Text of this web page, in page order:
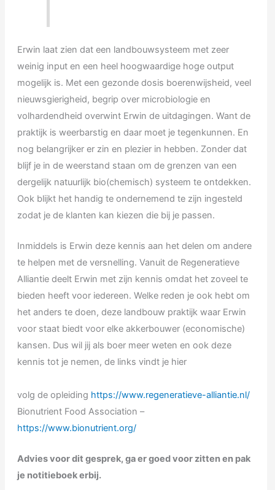
Erwin laat zien dat een landbouwsysteem met zeer
weinig input en een heel hoogwaardige hoge output
mogelijk is. Met een gezonde dosis boerenwijsheid, veel
nieuwsgierigheid, begrip over microbiologie en
volhardendheid overwint Erwin de uitdagingen. Want de
praktijk is weerbarstig en daar moet je tegenkunnen. En
nog belangrijker er zin en plezier in hebben. Zonder dat
blijf je in de weerstand staan om de grenzen van een
dergelijk natuurlijk bio(chemisch) systeem te ontdekken.
Ook blijkt het handig te ondernemend te zijn ingesteld
zodat je de klanten kan kiezen die bij je passen.
Inmiddels is Erwin deze kennis aan het delen om andere
te helpen met de versnelling. Vanuit de Regeneratieve
Alliantie deelt Erwin met zijn kennis omdat het zoveel te
bieden heeft voor iedereen. Welke reden je ook hebt om
het anders te doen, deze landbouw praktijk waar Erwin
voor staat biedt voor elke akkerbouwer (economische)
kansen. Dus wil jij als boer meer weten en ook deze
kennis tot je nemen, de links vindt je hier
volg de opleiding https://www.regeneratieve-alliantie.nl/
Bionutrient Food Association –
https://www.bionutrient.org/
Advies voor dit gesprek, ga er goed voor zitten en pak
je notitieboek erbij.